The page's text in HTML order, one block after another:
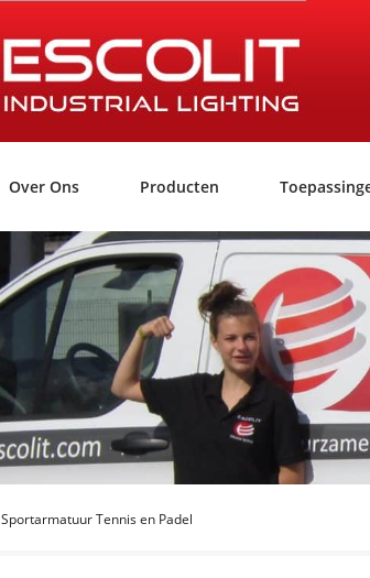
Over Ons Producten
Sportarmatuur Tennis en Padel